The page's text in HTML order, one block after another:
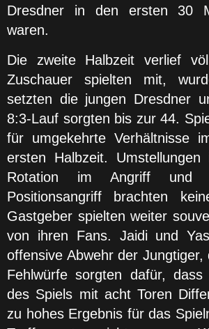
Dresdner in den ersten 30
waren.
Die zweite Halbzeit verlief
Zuschauer spielten mit,
setzten die jungen Dresdner
8:3-Lauf sorgten bis zur 44.
für umgekehrte Verhältnisse
ersten Halbzeit.
Rotation im Angriff und
Positionsangriff brachten
Gastgeber spielten weiter
von ihren Fans. Jaidi und
offensive Abwehr der Jungtiger,
Fehlwürfe sorgten dafür,
des Spiels mit acht Toren
zu hohes Ergebnis für das